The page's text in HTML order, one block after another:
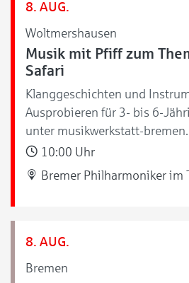
8. AUG.
Woltmershausen
Musik mit Pfiff zum
Safari
Klanggeschichten und
Ausprobieren für 3- bis 6-
unter musikwerkstatt-
10:00 Uhr
Bremer Philharmoniker im
8. AUG.
Bremen